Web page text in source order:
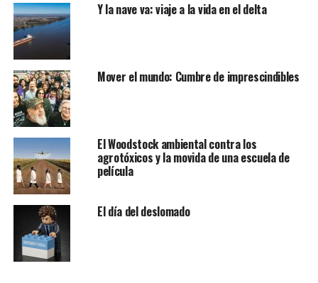
Y la nave va: viaje a la vida en el delta
Mover el mundo: Cumbre de imprescindibles
El Woodstock ambiental contra los
agrotóxicos y la movida de una escuela de
película
El día del deslomado